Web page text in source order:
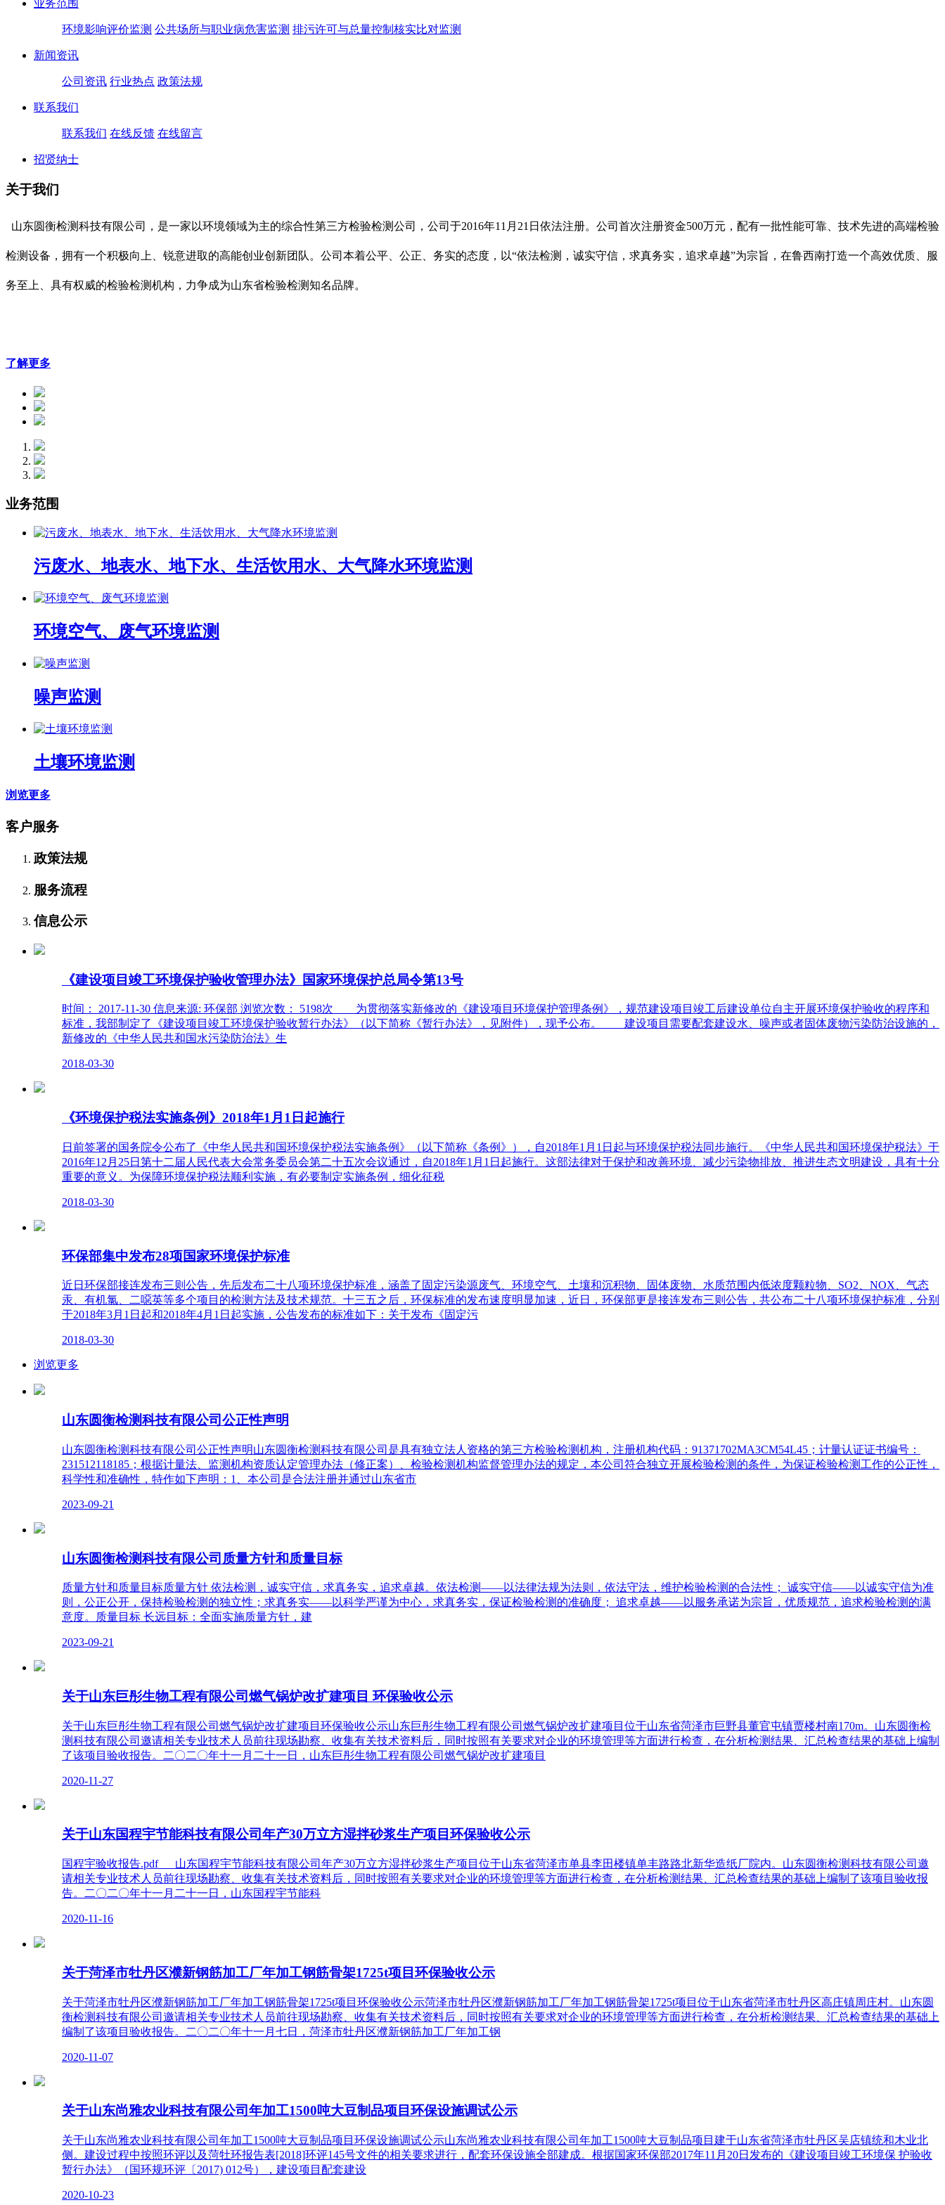
业务范围
环境影响评价监测 公共场所与职业病危害监测 排污许可与总量控制核实比对监测
新闻资讯
公司资讯 行业热点 政策法规
联系我们
联系我们 在线反馈 在线留言
招贤纳士
关于我们
山东圆衡检测科技有限公司，是一家以环境领域为主的综合性第三方检验检测公司 ，公司于2016年11 月 21 日 依法注册。公司首次注册资金500万元， 配有一批性能可靠、技术先进的高端检验
检测设备，拥有一个积极向上、锐意进取的高能创业创新团队。 公司本着公平、公正、务实的态度，以“依法检测，诚实守信，求真务实，追求卓越”为宗旨，在鲁西南打造一个高效优质、服
务至上、具有权威的检验检测机构，力争成为山东省检验检测知名品牌。
了解更多
业务范围
污废水、地表水、地下水、生活饮用水、大气降水环境监测
环境空气、废气环境监测
噪声监测
土壤环境监测
浏览更多
客户服务
政策法规
服务流程
信息公示
《建设项目竣工环境保护验收管理办法》国家环境保护总局令第13号
时间： 2017-11-30 信息来源: 环保部 浏览次数： 5198次 为贯彻落实新修改的《建设项目环境保护管理条例》，规范建设项目竣工后建设单位自主开展环境保护验收的程序和
标准，我部制定了《建设项目竣工环境保护验收暂行办法》（以下简称《暂行办法》，见附件），现予公布。 建设项目需要配套建设水、噪声或者固体废物污染防治设施的，
新修改的《中华人民共和国水污染防治法》生
2018-03-30
《环境保护税法实施条例》2018年1月1日起施行
日前签署的国务院令公布了《中华人民共和国环境保护税法实施条例》（以下简称《条例》），自2018年1月1日起与环境保护税法同步施行。《中华人民共和国环境保护税法》于
2016年12月25日第十二届人民代表大会常务委员会第二十五次会议通过，自2018年1月1日起施行。这部法律对于保护和改善环境、减少污染物排放、推进生态文明建设，具有十分
重要的意义。为保障环境保护税法顺利实施，有必要制定实施条例，细化征税
2018-03-30
环保部集中发布28项国家环境保护标准
近日环保部接连发布三则公告，先后发布二十八项环境保护标准，涵盖了固定污染源废气、环境空气、土壤和沉积物、固体废物、水质范围内低浓度颗粒物、SO2、NOX、气态
汞、有机氯、二噁英等多个项目的检测方法及技术规范。十三五之后，环保标准的发布速度明显加速，近日，环保部更是接连发布三则公告，共公布二十八项环境保护标准，分别
于2018年3月1日起和2018年4月1日起实施，公告发布的标准如下：关于发布《固定污
2018-03-30
浏览更多
山东圆衡检测科技有限公司公正性声明
山东圆衡检测科技有限公司公正性声明山东圆衡检测科技有限公司是具有独立法人资格的第三方检验检测机构，注册机构代码：91371702MA3CM54L45；计量认证证书编号：
231512118185；根据计量法、监测机构资质认定管理办法（修正案）、检验检测机构监督管理办法的规定，本公司符合独立开展检验检测的条件，为保证检验检测工作的公正性，
科学性和准确性，特作如下声明：1、本公司是合法注册并通过山东省市
2023-09-21
山东圆衡检测科技有限公司质量方针和质量目标
质量方针和质量目标质量方针 依法检测，诚实守信，求真务实，追求卓越。依法检测——以法律法规为法则，依法守法，维护检验检测的合法性； 诚实守信——以诚实守信为准
则，公正公开，保持检验检测的独立性；求真务实——以科学严谨为中心，求真务实，保证检验检测的准确度； 追求卓越——以服务承诺为宗旨，优质规范，追求检验检测的满
意度。质量目标 长远目标：全面实施质量方针，建
2023-09-21
关于山东巨彤生物工程有限公司燃气锅炉改扩建项目 环保验收公示
关于山东巨彤生物工程有限公司燃气锅炉改扩建项目环保验收公示山东巨彤生物工程有限公司燃气锅炉改扩建项目位于山东省菏泽市巨野县董官屯镇贾楼村南170m。山东圆衡检
测科技有限公司邀请相关专业技术人员前往现场勘察、收集有关技术资料后，同时按照有关要求对企业的环境管理等方面进行检查，在分析检测结果、汇总检查结果的基础上编制
了该项目验收报告。二〇二〇年十一月二十一日，山东巨彤生物工程有限公司燃气锅炉改扩建项目
2020-11-27
关于山东国程宇节能科技有限公司年产30万立方湿拌砂浆生产项目环保验收公示
国程宇验收报告.pdf 山东国程宇节能科技有限公司年产30万立方湿拌砂浆生产项目位于山东省菏泽市单县李田楼镇单丰路路北新华造纸厂院内。山东圆衡检测科技有限公司邀
请相关专业技术人员前往现场勘察、收集有关技术资料后，同时按照有关要求对企业的环境管理等方面进行检查，在分析检测结果、汇总检查结果的基础上编制了该项目验收报
告。二〇二〇年十一月二十一日，山东国程宇节能科
2020-11-16
关于菏泽市牡丹区濮新钢筋加工厂年加工钢筋骨架1725t项目环保验收公示
关于菏泽市牡丹区濮新钢筋加工厂年加工钢筋骨架1725t项目环保验收公示菏泽市牡丹区濮新钢筋加工厂年加工钢筋骨架1725t项目位于山东省菏泽市牡丹区高庄镇周庄村。山东圆
衡检测科技有限公司邀请相关专业技术人员前往现场勘察、收集有关技术资料后，同时按照有关要求对企业的环境管理等方面进行检查，在分析检测结果、汇总检查结果的基础上
编制了该项目验收报告。二〇二〇年十一月七日，菏泽市牡丹区濮新钢筋加工厂年加工钢
2020-11-07
关于山东尚雅农业科技有限公司年加工1500吨大豆制品项目环保设施调试公示
关于山东尚雅农业科技有限公司年加工1500吨大豆制品项目环保设施调试公示山东尚雅农业科技有限公司年加工1500吨大豆制品项目建于山东省菏泽市牡丹区吴店镇统和木业北
侧。建设过程中按照环评以及菏牡环报告表[2018]环评145号文件的相关要求进行，配套环保设施全部建成。根据国家环保部2017年11月20日发布的《建设项目竣工环境保 护验收
暂行办法》（国环规环评〔2017) 012号），建设项目配套建设
2020-10-23